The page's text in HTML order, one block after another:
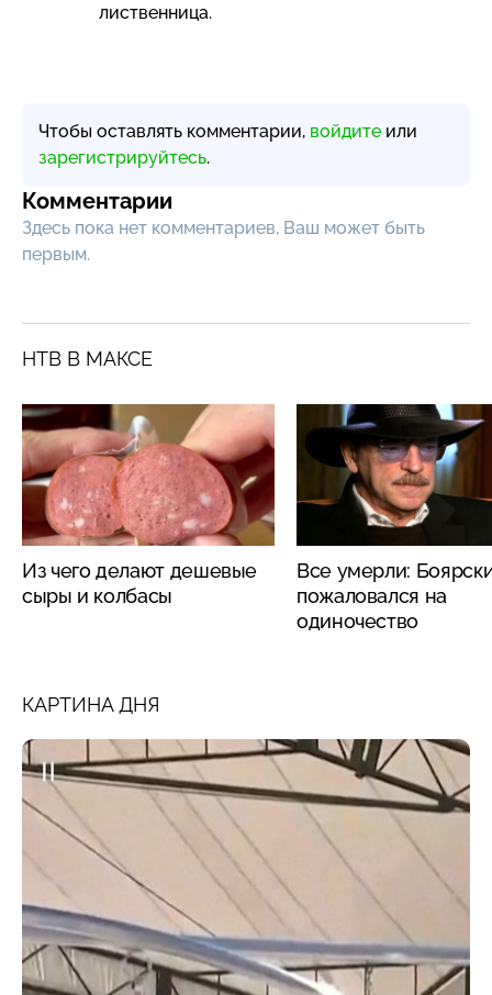
лиственница.
Чтобы оставлять комментарии, войдите или
зарегистрируйтесь.
Комментарии
Здесь пока нет комментариев, Ваш может быть
первым.
НТВ В МАКСЕ
Из чего делают дешевые
сыры и колбасы
Все умерли:
пожаловался на
одиночество
КАРТИНА ДНЯ